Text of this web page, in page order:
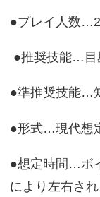
●プレイ人数
●推奨技能…目
●準推奨技能…
●形式…現代想
●想定時間…ボ
により左右さ